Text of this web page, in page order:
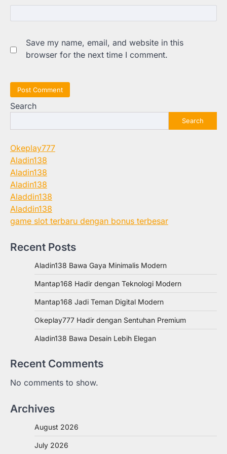
Save my name, email, and website in this
browser for the next time I comment.
Search
Search
Okeplay777
Aladin138
Aladin138
Aladin138
Aladdin138
Aladdin138
game slot terbaru dengan bonus terbesar
Recent Posts
Aladin138 Bawa Gaya Minimalis Modern
Mantap168 Hadir dengan Teknologi Modern
Mantap168 Jadi Teman Digital Modern
Okeplay777 Hadir dengan Sentuhan Premium
Aladin138 Bawa Desain Lebih Elegan
Recent Comments
No comments to show.
Archives
August 2026
July 2026